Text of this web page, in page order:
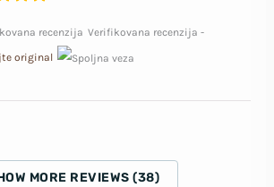
Verifikovana recenzija -
original
MORE REVIEWS (38)